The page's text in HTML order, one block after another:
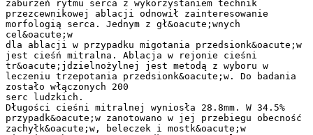
zaburzeń rytmu serca z wykorzystaniem technik
przezcewnikowej ablacji odnowił zainteresowanie
morfologią serca. Jednym z gł&oacute;wnych
cel&oacute;w
dla ablacji w przypadku migotania przedsionk&oacute;w
jest cieśń mitralna. Ablacja w rejonie cieśni
tr&oacute;jdzielnożylnej jest metodą z wyboru w
leczeniu trzepotania przedsionk&oacute;w. Do badania
zostało włączonych 200
serc ludzkich.
Długości cieśni mitralnej wyniosła 28.8mm. W 34.5%
przypadk&oacute;w zanotowano w jej przebiegu obecność
zachyłk&oacute;w, beleczek i mostk&oacute;w